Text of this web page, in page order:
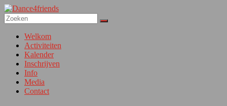
Ga
naar
de
inhoud
Dance4friends
dansclub
voor
jong
ouder…
Menu
Welkom
Activiteiten
Kalender
Inschrijven
Info
Media
Contact